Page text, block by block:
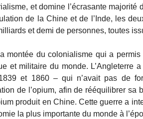
et domine l’écrasante
de la Chine et de l’Inde, les
et demi de personnes, toutes
montée du colonialisme qui a
et militaire du monde. L’Angleterre
et 1860 – qui n’avait pas de
de l’opium, afin de rééquilibrer
produit en Chine. Cette guerre a
la plus importante du monde à